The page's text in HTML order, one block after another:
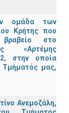
ομάδα των
Κρήτης που
στο
«Αρτέμης
στην οποία
Τμήματός μας,
Ανεμοζάλη,